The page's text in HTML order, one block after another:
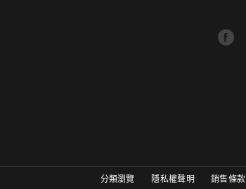
隱私權聲明 銷售條款
分類瀏覽